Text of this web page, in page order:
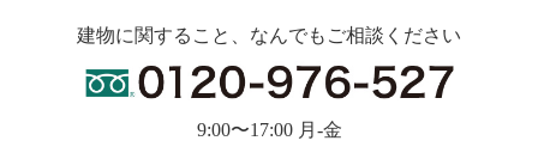
建物に関すること、なんでもご相談ください
9:00〜17:00 月-金